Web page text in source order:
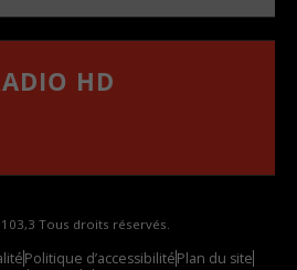
HD
Tous droits réservés.
Politique d’accessibilitéPlan du site